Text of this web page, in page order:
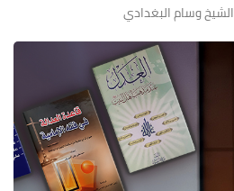
الشيخ وسام البغدادي